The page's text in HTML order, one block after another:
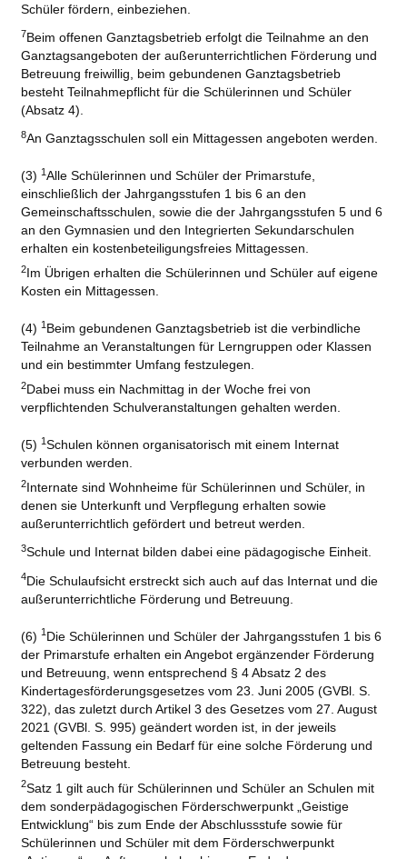
Schüler fördern, einbeziehen.
7Beim offenen Ganztagsbetrieb erfolgt die Teilnahme an den
Ganztagsangeboten der außerunterrichtlichen Förderung und
Betreuung freiwillig, beim gebundenen Ganztagsbetrieb
besteht Teilnahmepflicht für die Schülerinnen und Schüler
(Absatz 4).
8An Ganztagsschulen soll ein Mittagessen angeboten werden.
(3) 1Alle Schülerinnen und Schüler der Primarstufe,
einschließlich der Jahrgangsstufen 1 bis 6 an den
Gemeinschaftsschulen, sowie die der Jahrgangsstufen 5 und 6
an den Gymnasien und den Integrierten Sekundarschulen
erhalten ein kostenbeteiligungsfreies Mittagessen.
2Im Übrigen erhalten die Schülerinnen und Schüler auf eigene
Kosten ein Mittagessen.
(4) 1Beim gebundenen Ganztagsbetrieb ist die verbindliche
Teilnahme an Veranstaltungen für Lerngruppen oder Klassen
und ein bestimmter Umfang festzulegen.
2Dabei muss ein Nachmittag in der Woche frei von
verpflichtenden Schulveranstaltungen gehalten werden.
(5) 1Schulen können organisatorisch mit einem Internat
verbunden werden.
2Internate sind Wohnheime für Schülerinnen und Schüler, in
denen sie Unterkunft und Verpflegung erhalten sowie
außerunterrichtlich gefördert und betreut werden.
3Schule und Internat bilden dabei eine pädagogische Einheit.
4Die Schulaufsicht erstreckt sich auch auf das Internat und die
außerunterrichtliche Förderung und Betreuung.
(6) 1 Die Schülerinnen und Schüler der Jahrgangsstufen 1 bis 6
der Primarstufe erhalten ein Angebot ergänzender Förderung
und Betreuung, wenn entsprechend § 4 Absatz 2 des
Kindertagesförderungsgesetzes vom 23. Juni 2005 (GVBl. S.
322), das zuletzt durch Artikel 3 des Gesetzes vom 27. August
2021 (GVBl. S. 995) geändert worden ist, in der jeweils
geltenden Fassung ein Bedarf für eine solche Förderung und
Betreuung besteht.
2Satz 1 gilt auch für Schülerinnen und Schüler an Schulen mit
dem sonderpädagogischen Förderschwerpunkt „Geistige
Entwicklung“ bis zum Ende der Abschlussstufe sowie für
Schülerinnen und Schüler mit dem Förderschwerpunkt